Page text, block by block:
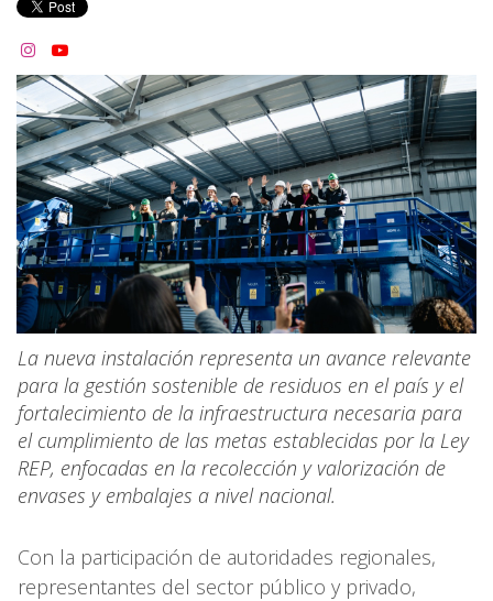
 
La nueva instalación representa un avance relevante
para la gestión sostenible de residuos en el país y el
fortalecimiento de la infraestructura necesaria para
el cumplimiento de las metas establecidas por la Ley
REP, enfocadas en la recolección y valorización de
envases y embalajes a nivel nacional.
Con la participación de autoridades regionales,
representantes del sector público y privado,